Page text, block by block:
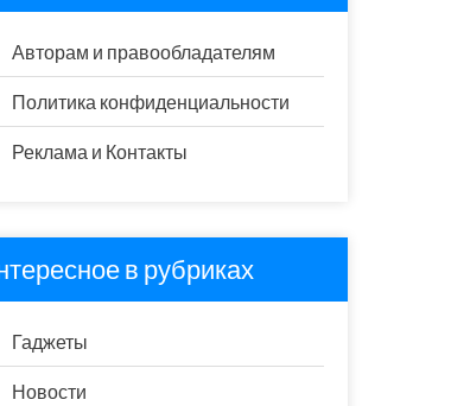
Авторам и правообладателям
Политика конфиденциальности
Реклама и Контакты
в рубриках
Гаджеты
Новости